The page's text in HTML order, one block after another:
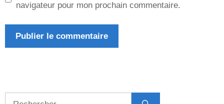
navigateur pour mon prochain commentaire.